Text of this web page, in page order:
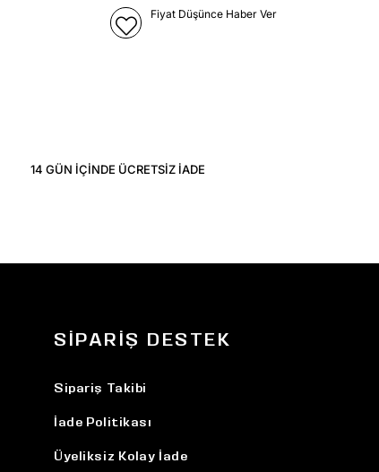
Fiyat Düşünce Haber Ver
14 GÜN IÇINDE ÜCRETSIZ IADE
SIPARIŞ DESTEK
Sipariş Takibi
İade Politikası
Üyeliksiz Kolay İade